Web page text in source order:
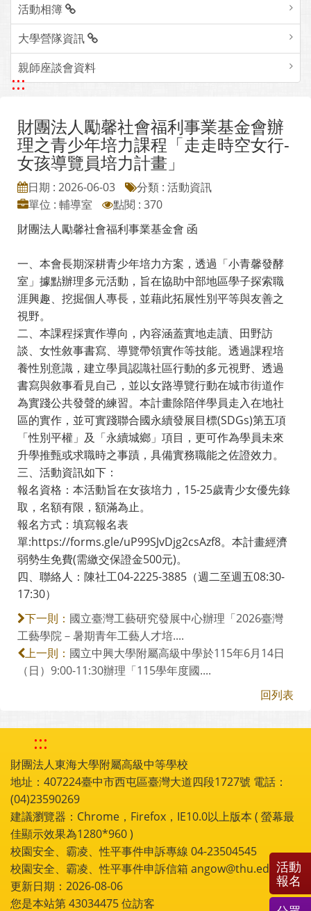
活動相簿
大學營隊資訊
親師座談會資料
:::
財團法人勵馨社會福利事業基金會辦
理之青少年培力課程「走走時空女行-
女孩導覽員培力計畫」
日期 : 2026-06-03
分類 : 活動資訊
單位 : 輔導室
點閱 : 370
財團法人勵馨社會福利事業基金會 函
一、本會長期深耕青少年培力方案，透過「小青馨發酵
室」據點辦理多元活動，旨在協助中部地區學子探索職
涯興趣、挖掘個人專長，並藉此拓展性別平等與友善之
視野。
二、本課程採實作導向，內容涵蓋實地走讀、田野訪
談、女性敘事書寫、導覽帶領實作等技能。透過課程培
養性別意識，建立學員認識社區行動的多元視野、透過
書寫與敘事看見自己，並以女路導覽行動在城市街道作
為實踐公共發聲的練習。本計畫除陪伴學員走入在地社
區的實作，並可實踐聯合國永續發展目標(SDGs)第五項
「性別平權」及「永續城鄉」項目，更可作為學員未來
升學推甄或求職時之事蹟，具備實務職能之佐證效力。
三、活動資訊如下：
報名資格：本活動旨在女孩培力，15-25歲青少女優先錄
取，名額有限，額滿為止。
報名方式：填寫報名表
單:https://forms.gle/uP99SJvDjg2csAzf8。本計畫經濟
弱勢生免費(需繳交保證金500元)。
四、聯絡人：陳社工04-2225-3885（週二至週五08:30-
17:30）
下一則： 國立臺灣工藝研究發展中心辦理「2026臺灣
工藝學院－暑期青年工藝人才培....
上一則： 國立中興大學附屬高級中學於115年6月14日
（日）9:00-11:30辦理「115學年度國....
回列表
:::
財團法人東海大學附屬高級中等學校
地址：407224臺中市西屯區臺灣大道四段1727號 電話：
(04)23590269
建議瀏覽器：Chrome，Firefox，IE10.0以上版本 ( 螢幕最
佳顯示效果為1280*960 )
校園安全、霸凌、性平事件申訴專線 04-23504545
校園安全、霸凌、性平事件申訴信箱 angow@thu.edu.tw
更新日期：2026-08-06
您是本站第43034475位訪客
活動
報名